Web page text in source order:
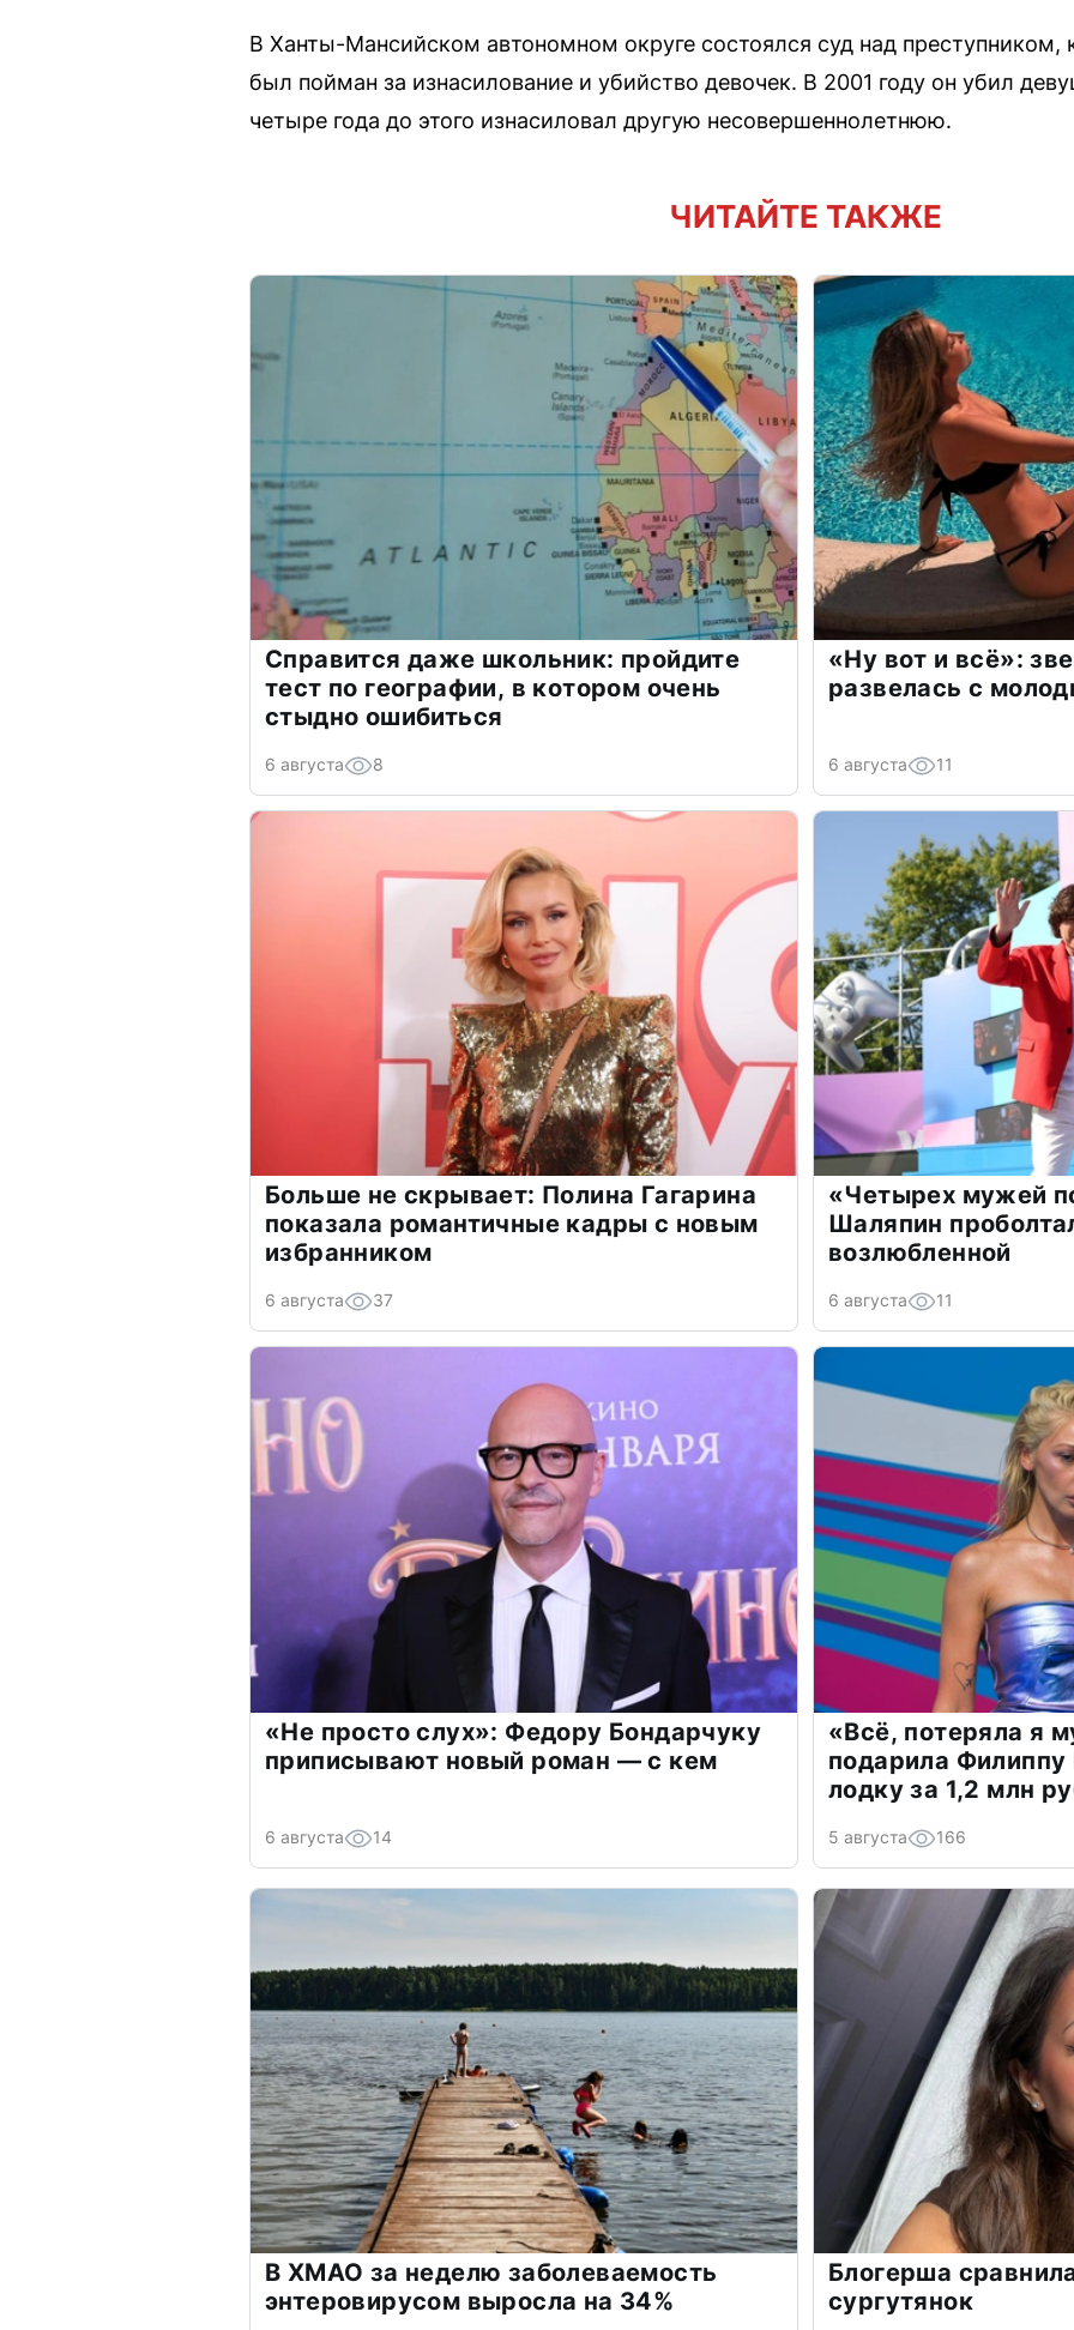
В Ханты-Мансийском автономном округе состоялся суд над преступником,
был пойман за изнасилование и убийство девочек. В 2001 году он убил
четыре года до этого изнасиловал другую несовершеннолетнюю.
ЧИТАЙТЕ ТАКЖЕ
Справится даже школьник: пройдите
тест по географии, в котором очень
стыдно ошибиться
6 августа 8
«Ну вот и всё»:
развелась с
6 августа 11
Больше не скрывает: Полина Гагарина
показала романтичные кадры с новым
избранником
6 августа 37
«Четырех мужей
Шаляпин
возлюбленной
6 августа 11
«Не просто слух»: Федору Бондарчуку
приписывают новый роман — с кем
6 августа 14
«Всё, потеряла я
подарила
лодку за 1,2 млн
5 августа 166
В ХМАО за неделю заболеваемость
энтеровирусом выросла на 34%
Блогерша
сургутянок